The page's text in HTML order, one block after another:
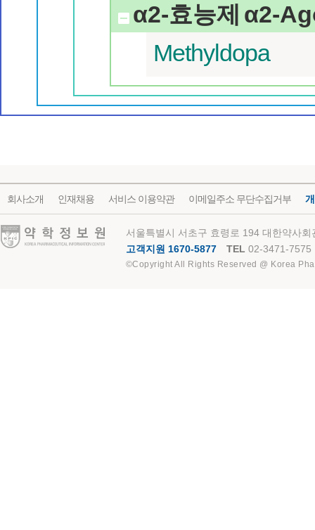
α2-효능제 α2-
Methyldopa
회사소개 인재채용 서비스 이용약관 이메일주소 무단수집거부
약학정보원
서울특별시 서초구 효령로 194 대한약사
고객지원 1670-5877
TEL 02-3471-7575
©Copyright All Rights Reserved @ Korea